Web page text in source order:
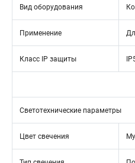
Вид оборудования
Применение
Класс IP защиты
Светотехнические параметры
Цвет свечения